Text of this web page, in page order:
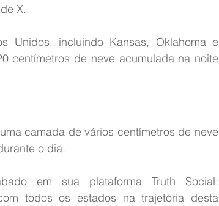
X.
Unidos, incluindo Kansas, Oklahoma e
centímetros de neve acumulada na noite
camada de vários centímetros de neve
o dia.
em sua plataforma Truth Social:
todos os estados na trajetória desta